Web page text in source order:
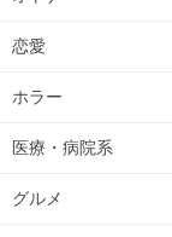
恋愛
ホラー
医療・病院系
グルメ